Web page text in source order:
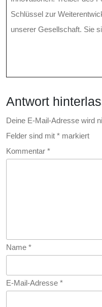
Schlüssel zur
unserer Gesellschaft. Sie
Antwort
Deine E-Mail-Adresse wird
Felder sind mit * markiert
Kommentar *
Name *
E-Mail-Adresse *